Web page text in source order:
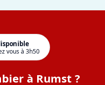
vous à 3h50
à Rumst ?